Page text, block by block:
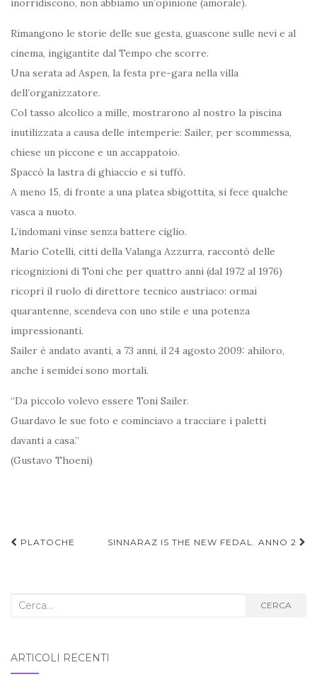
Rimangono le storie delle sue gesta, guascone sulle nevi e al
cinema, ingigantite dal Tempo che scorre.
Una serata ad Aspen, la festa pre-gara nella villa
dell’organizzatore.
Col tasso alcolico a mille, mostrarono al nostro la piscina
inutilizzata a causa delle intemperie: Sailer, per scommessa,
chiese un piccone e un accappatoio.
Spaccò la lastra di ghiaccio e si tuffò.
A meno 15, di fronte a una platea sbigottita, si fece qualche
vasca a nuoto.
L’indomani vinse senza battere ciglio.
Mario Cotelli, cittì della Valanga Azzurra, raccontò delle
ricognizioni di Toni che per quattro anni (dal 1972 al 1976)
ricoprì il ruolo di direttore tecnico austriaco: ormai
quarantenne, scendeva con uno stile e una potenza
impressionanti.
Sailer è andato avanti, a 73 anni, il 24 agosto 2009: ahiloro,
anche i semidei sono mortali.
“Da piccolo volevo essere Toni Sailer.
Guardavo le sue foto e cominciavo a tracciare i paletti
davanti a casa.”
(Gustavo Thoeni)
Navigazione
PLATOCHE SINNARAZ IS THE NEW FEDAL. ANNO 2
Cerca
CERCA
ARTICOLI RECENTI